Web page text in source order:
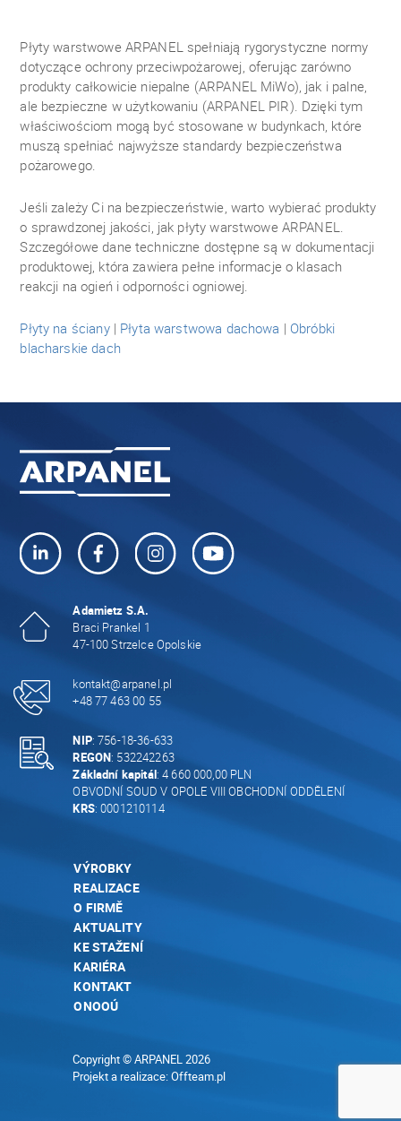
Płyty warstwowe ARPANEL spełniają rygorystyczne normy
dotyczące ochrony przeciwpożarowej, oferując zarówno
produkty całkowicie niepalne (ARPANEL MiWo), jak i palne,
ale bezpieczne w użytkowaniu (ARPANEL PIR). Dzięki tym
właściwościom mogą być stosowane w budynkach, które
muszą spełniać najwyższe standardy bezpieczeństwa
pożarowego.
Jeśli zależy Ci na bezpieczeństwie, warto wybierać produkty
o sprawdzonej jakości, jak płyty warstwowe ARPANEL.
Szczegółowe dane techniczne dostępne są w dokumentacji
produktowej, która zawiera pełne informacje o klasach
reakcji na ogień i odporności ogniowej.
Płyty na ściany| Płyta warstwowa dachowa | Obróbki
blacharskie dach
Adamietz S.A.
Braci Prankel 1
47-100 Strzelce Opolskie
kontakt@arpanel.pl
+48 77 463 00 55
NIP: 756-18-36-633
REGON: 532242263
Základní kapitál: 4 660 000,00 PLN
OBVODNÍ SOUD V OPOLE VIII OBCHODNÍ ODDĚLENÍ
KRS: 0001210114
VÝROBKY
REALIZACE
O FIRMĚ
AKTUALITY
KE STAŽENÍ
KARIÉRA
KONTAKT
ONOOÚ
Copyright © ARPANEL 2026
Projekt a realizace:Offteam.pl